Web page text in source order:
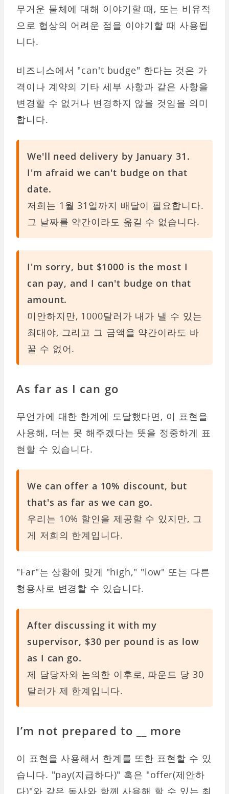
무거운 물체에 대해 이야기할 때, 또는 비유적
으로 협상의 어려운 점을 이야기할 때 사용됩
니다.
비즈니스에서 "can't budge" 한다는 것은 가
격이나 계약의 기타 세부 사항과 같은 사항을
변경할 수 없거나 변경하지 않을 것임을 의미
합니다.
We'll need delivery by January 31.
I'm afraid we can't budge on that
date.
저희는 1월 31일까지 배달이 필요합니다.
그 날짜를 약간이라도 옮길 수 없습니다.
I'm sorry, but $1000 is the most I
can pay, and I can't budge on that
amount.
미안하지만, 1000달러가 내가 낼 수 있는
최대야, 그리고 그 금액을 약간이라도 바
꿀 수 없어.
As far as I can go
무언가에 대한 한계에 도달했다면, 이 표현을
사용해, 더는 못 해주겠다는 뜻을 정중하게 표
현할 수 있습니다.
We can offer a 10% discount, but
that's as far as we can go.
우리는 10% 할인을 제공할 수 있지만, 그
게 저희의 한계입니다.
"Far"는 상황에 맞게 "high," "low" 또는 다른
형용사로 변경할 수 있습니다.
After discussing it with my
supervisor, $30 per pound is as low
as I can go.
제 담당자와 논의한 이후로, 파운드 당 30
달러가 제 한계입니다.
I’m not prepared to __ more
이 표현을 사용해서 한계를 또한 표현할 수 있
습니다. "pay(지급하다)" 혹은 "offer(제안하
다)"와 같은 동사와 함께 사용해 할 수 있는 최